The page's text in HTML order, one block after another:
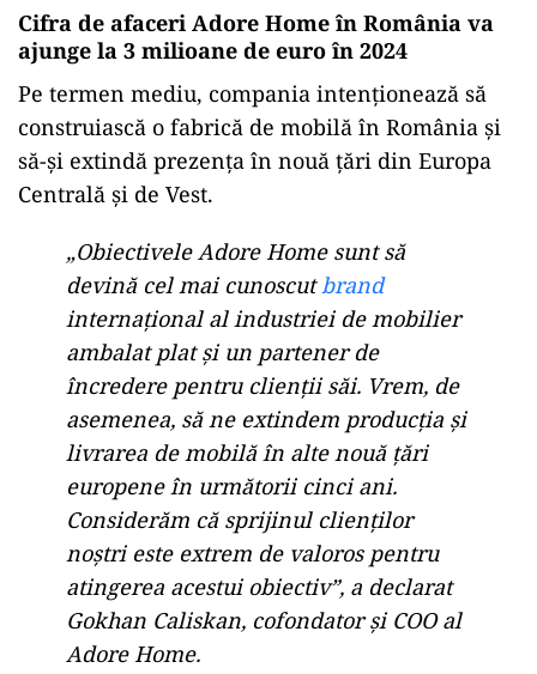
Cifra de afaceri Adore Home în România va
ajunge la 3 milioane de euro în 2024
Pe termen mediu, compania intenționează să
construiască o fabrică de mobilă în România și
să-și extindă prezența în nouă țări din Europa
Centrală și de Vest.
„Obiectivele Adore Home sunt să
devină cel mai cunoscutbrand
internaţional al industriei de mobilier
ambalat plat şi un partener de
încredere pentru clienţii săi. Vrem, de
asemenea, să ne extindem producţia şi
livrarea de mobilă în alte nouă ţări
europene în următorii cinci ani.
Considerăm că sprijinul clienţilor
noştri este extrem de valoros pentru
atingerea acestui obiectiv”, a declarat
Gokhan Caliskan, cofondator şi COO al
Adore Home.